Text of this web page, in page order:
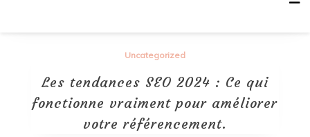
Uncategorized
Les tendances SEO 2024 : Ce qui
fonctionne vraiment pour améliorer
votre référencement.